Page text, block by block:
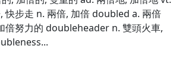
快步走 n. 兩倍, 加倍 doubled a. 兩倍
倍努力的 doubleheader n. 雙頭火車,